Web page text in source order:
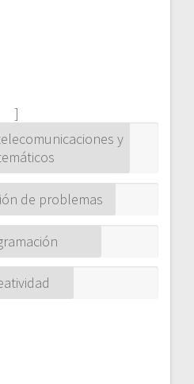
]
y
de problemas